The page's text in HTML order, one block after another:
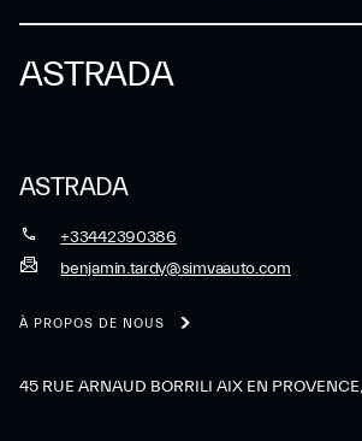
ASTRADA
ASTRADA
+33442390386
benjamin.tardy@simvaauto.com
À PROPOS DE NOUS
45 RUE ARNAUD BORRILI AIX EN